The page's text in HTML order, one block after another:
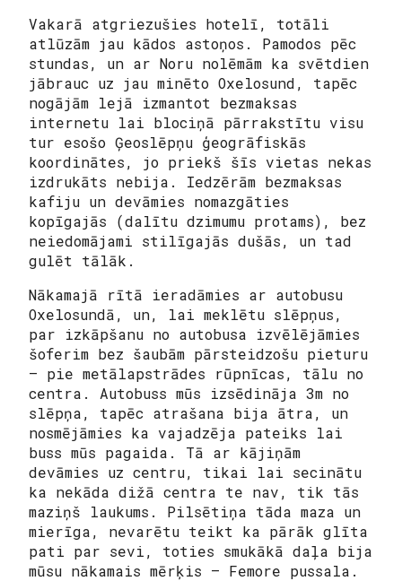
Vakarā atgriezušies hotelī, totāli
atlūzām jau kādos astoņos. Pamodos pēc
stundas, un ar Noru nolēmām ka svētdien
jābrauc uz jau minēto Oxelosund, tapēc
nogājām lejā izmantot bezmaksas
internetu lai blociņā pārrakstītu visu
tur esošo Ģeoslēpņu ģeogrāfiskās
koordinātes, jo priekš šīs vietas nekas
izdrukāts nebija. Iedzērām bezmaksas
kafiju un devāmies nomazgāties
kopīgajās (dalītu dzimumu protams), bez
neiedomājami stilīgajās dušās, un tad
gulēt tālāk.
Nākamajā rītā ieradāmies ar autobusu
Oxelosundā, un, lai meklētu slēpņus,
par izkāpšanu no autobusa izvēlējāmies
šoferim bez šaubām pārsteidzošu pieturu
– pie metālapstrādes rūpnīcas, tālu no
centra. Autobuss mūs izsēdināja 3m no
slēpņa, tapēc atrašana bija ātra, un
nosmējāmies ka vajadzēja pateiks lai
buss mūs pagaida. Tā ar kājiņām
devāmies uz centru, tikai lai secinātu
ka nekāda dižā centra te nav, tik tās
maziņš laukums. Pilsētiņa tāda maza un
mierīga, nevarētu teikt ka pārāk glīta
pati par sevi, toties smukākā daļa bija
mūsu nākamais mērķis – Femore pussala.